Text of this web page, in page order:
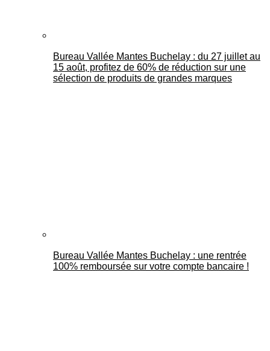
Bureau Vallée Mantes Buchelay : du 27 juillet au
15 août, profitez de 60% de réduction sur une
sélection de produits de grandes marques
Bureau Vallée Mantes Buchelay : une rentrée
100% remboursée sur votre compte bancaire !